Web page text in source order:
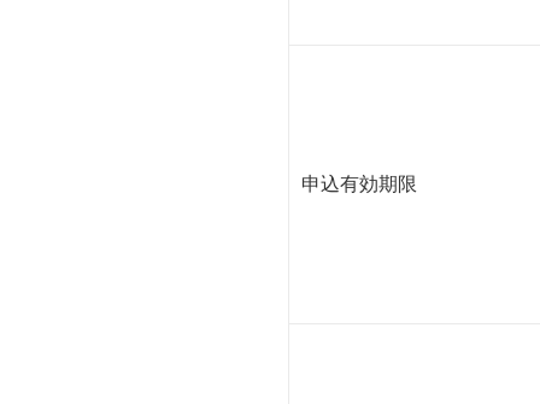
申込有効期限